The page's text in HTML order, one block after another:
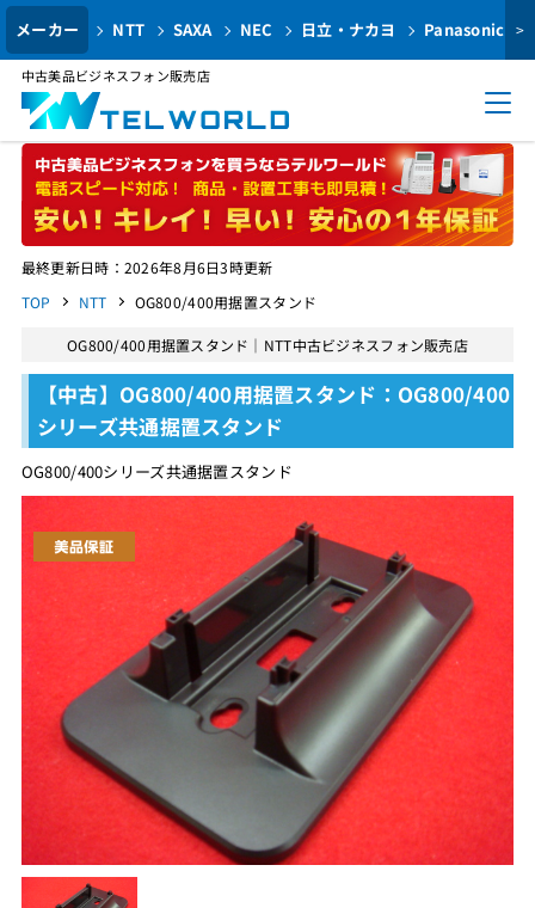
メーカー NTT SAXA NEC 日立・ナカヨ Panasonic >
中古美品ビジネスフォン販売店
最終更新日時：2026年8月6日3時更新
TOP
NTT OG800/400用据置スタンド
OG800/400用据置スタンド｜NTT中古ビジネスフォン販売店
【中古】OG800/400用据置スタンド：OG800/400
シリーズ共通据置スタンド
OG800/400シリーズ共通据置スタンド